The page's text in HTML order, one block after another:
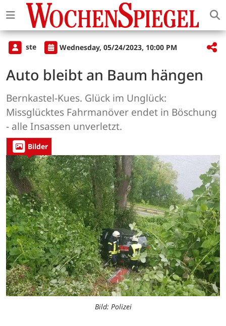
ste Wednesday, 05/24/2023, 10:00 PM
Auto bleibt an Baum hängen
Bernkastel-Kues. Glück im Unglück:
Missglücktes Fahrmanöver endet in Böschung
- alle Insassen unverletzt.
Bilder
Bild: Polizei